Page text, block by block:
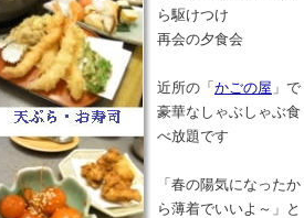
ら駆けつけ
再会の夕食会
近所の「 かごの屋 」で
豪華なしゃぶしゃぶ食
べ放題です
「春の陽気になったか
ら薄着でいいよ～」と